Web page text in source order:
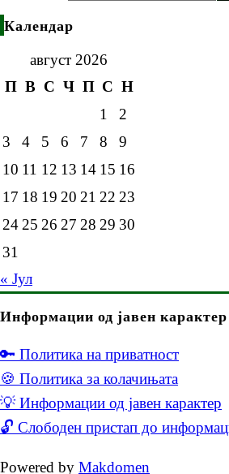
Календар
август 2026
П В С Ч П С Н
1
2
3
4 5 6 7 8
9
10 11 12 13 14 15 16
17 18 19 20 21 22 23
24 25 26 27 28 29 30
31
« Јул
Информации од јавен карактер
🔑 Политика на приватност
🍪 Политика за колачињата
💡 Информации од јавен карактер
🔓 Слободен пристап до
Powered by Makdomen